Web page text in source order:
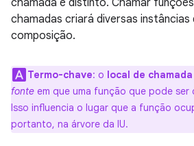
chamada é distinto. Chamar
chamadas criará diversas instâncias
composição.
Termo-chave: o local de chamada
fonte em que uma função que pode ser
Isso influencia o lugar que a função
portanto, na árvore da IU.